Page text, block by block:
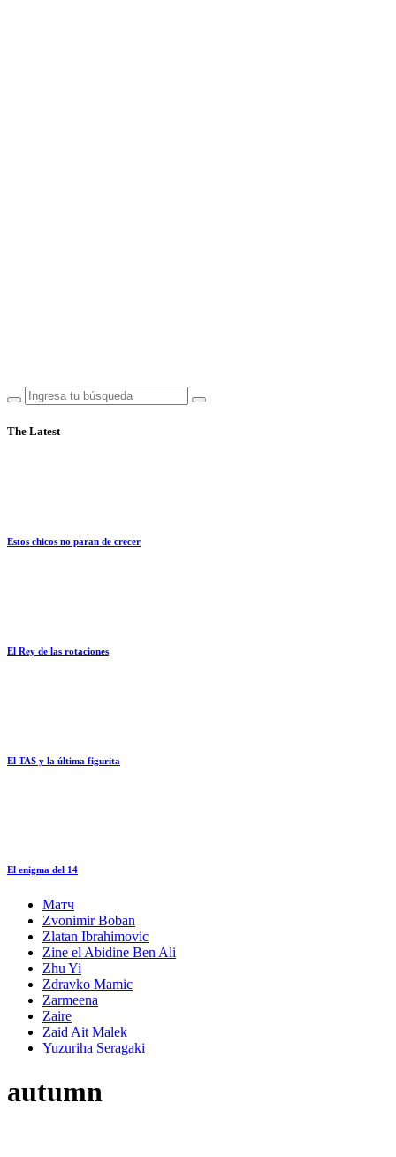
The Latest
Estos chicos no paran de crecer
El Rey de las rotaciones
El TAS y la última figurita
El enigma del 14
Матч
Zvonimir Boban
Zlatan Ibrahimovic
Zine el Abidine Ben Ali
Zhu Yi
Zdravko Mamic
Zarmeena
Zaire
Zaid Ait Malek
Yuzuriha Seragaki
autumn